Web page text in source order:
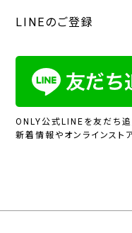
LINEのご登録
ONLY公式LINEを友だち追
新着情報やオンラインスト